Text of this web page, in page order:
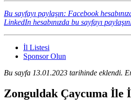
Bu sayfayı paylaşın: Facebook
LinkedIn hesabınızda bu sayfayı paylaşın
İl Listesi
Sponsor Olun
Bu sayfa 13.01.2023 tarihinde eklendi.
Zonguldak Çaycuma İle